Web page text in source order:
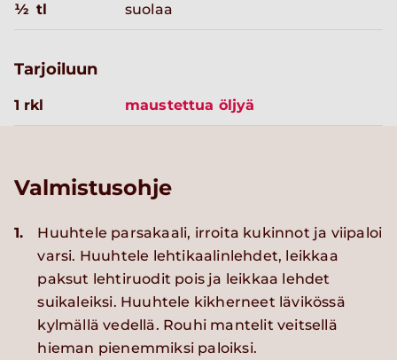
½ tl suolaa
Tarjoiluun
1 rkl maustettua öljyä
Valmistusohje
1.
Huuhtele parsakaali, irroita kukinnot ja viipaloi
varsi. Huuhtele lehtikaalinlehdet, leikkaa
paksut lehtiruodit pois ja leikkaa lehdet
suikaleiksi. Huuhtele kikherneet lävikössä
kylmällä vedellä. Rouhi mantelit veitsellä
hieman pienemmiksi paloiksi.